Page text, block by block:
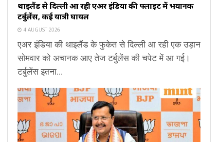
थाइलैंड से दिल्ली आ रही एअर इंडिया की फ्लाइट में भयानक
टर्बुलेंस, कई यात्री घायल
4 AUGUST 2026
एअर इंडिया की थाइलैंड के फुकेत से दिल्ली आ रही एक उड़ान
सोमवार को अचानक आए तेज टर्बुलेंस की चपेट में आ गई।
टर्बुलेंस इतना...